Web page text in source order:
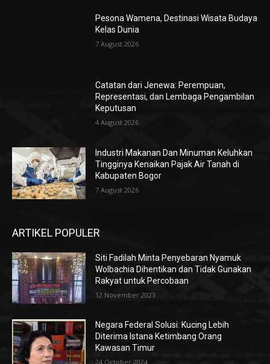
Pesona Wamena, Destinasi Wisata Budaya
Kelas Dunia
7 August 2026
Catatan dari Jenewa: Perempuan,
Representasi, dan Lembaga Pengambilan
Keputusan
4 August 2026
Industri Makanan Dan Minuman Keluhkan
Tingginya Kenaikan Pajak Air Tanah di
Kabupaten Bogor
7 August 2026
ARTIKEL POPULER
Siti Fadilah Minta Penyebaran Nyamuk
Wolbachia Dihentikan dan Tidak Gunakan
Rakyat untuk Percobaan
12 November 2023
Negara Federal Solusi: Kucing Lebih
Diterima Istana Ketimbang Orang
Kawasan Timur
24 October 2024